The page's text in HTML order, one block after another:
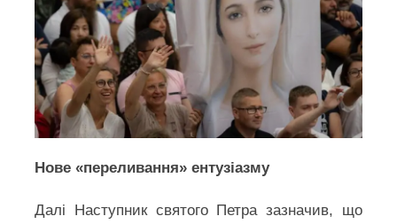
Нове «переливання» ентузіазму
Далі Наступник святого Петра зазначив, що